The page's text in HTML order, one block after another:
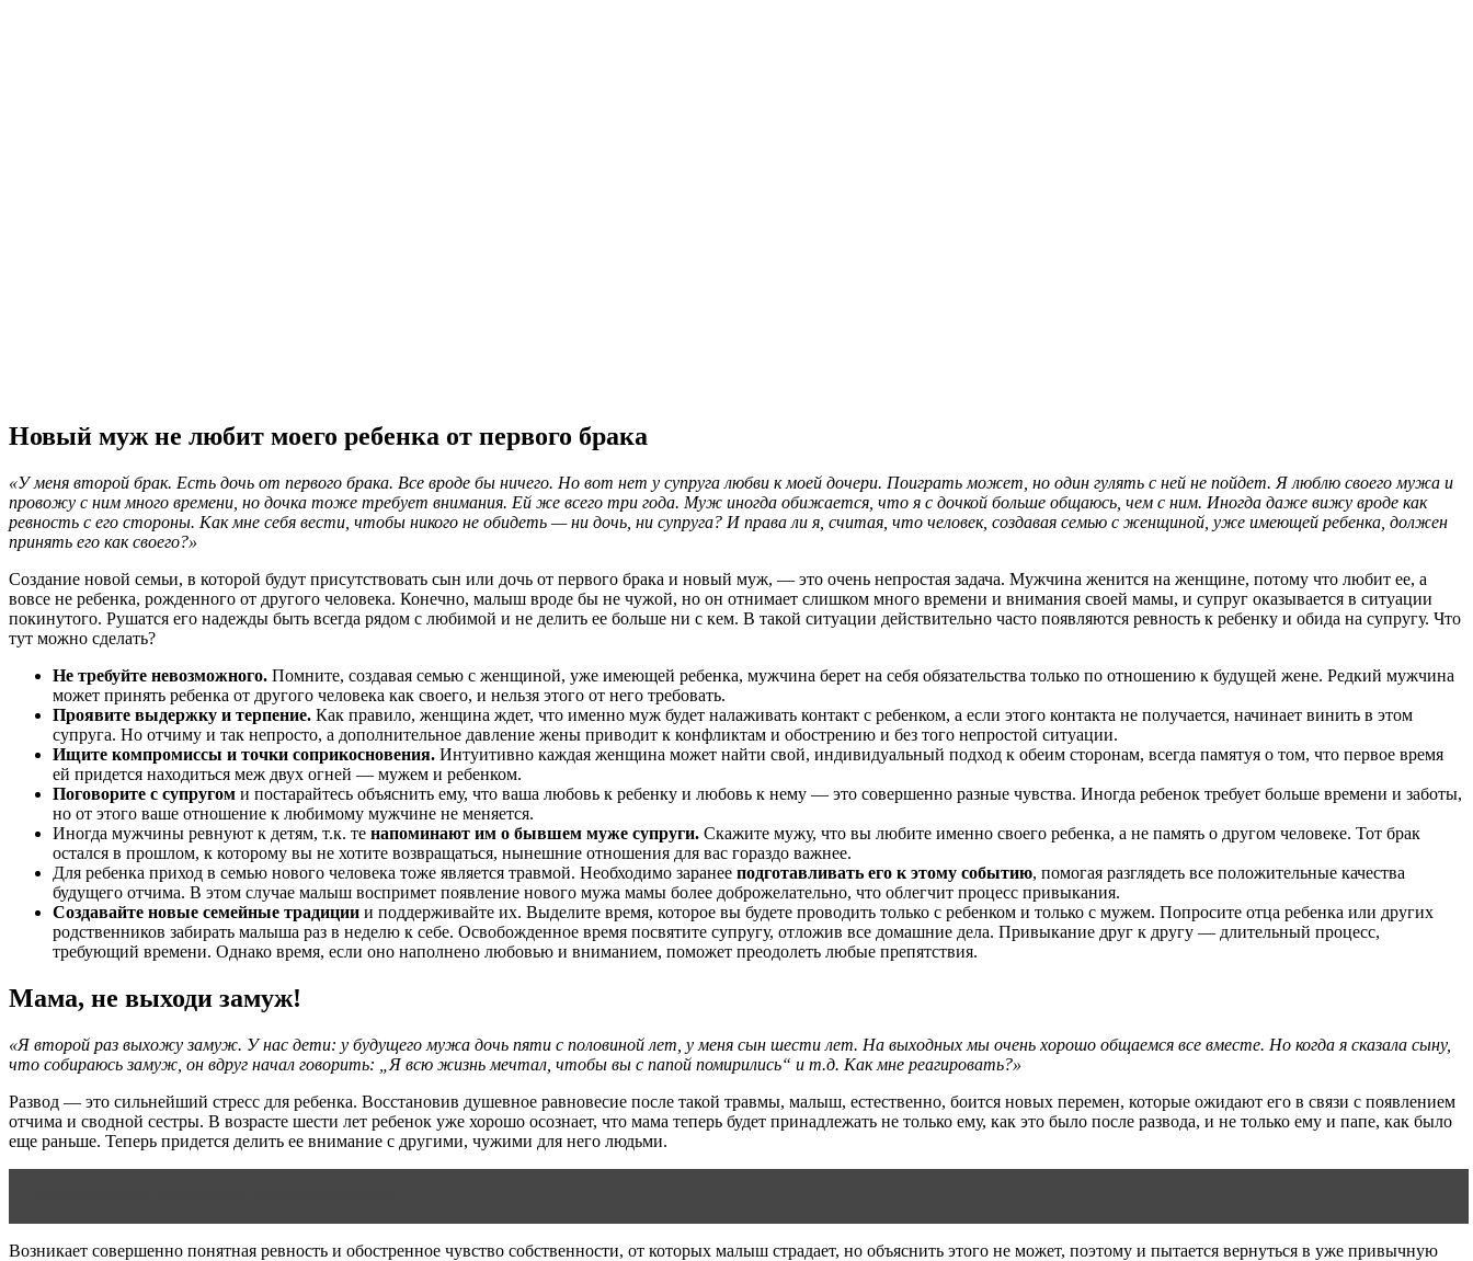
Новый муж не любит моего ребенка от первого брака
«У меня второй брак. Есть дочь от первого брака. Все вроде бы ничего. Но вот нет у супруга любви к моей дочери. Поиграть может, но один гулять с ней не пойдет. Я люблю своего мужа и
провожу с ним много времени, но дочка тоже требует внимания. Ей же всего три года. Муж иногда обижается, что я с дочкой больше общаюсь, чем с ним. Иногда даже вижу вроде как
ревность с его стороны. Как мне себя вести, чтобы никого не обидеть — ни дочь, ни супруга? И права ли я, считая, что человек, создавая семью с женщиной, уже имеющей ребенка, должен
принять его как своего?»
Создание новой семьи, в которой будут присутствовать сын или дочь от первого брака и новый муж, — это очень непростая задача. Мужчина женится на женщине, потому что любит ее, а
вовсе не ребенка, рожденного от другого человека. Конечно, малыш вроде бы не чужой, но он отнимает слишком много времени и внимания своей мамы, и супруг оказывается в ситуации
покинутого. Рушатся его надежды быть всегда рядом с любимой и не делить ее больше ни с кем. В такой ситуации действительно часто появляются ревность к ребенку и обида на супругу. Что
тут можно сделать?
Не требуйте невозможного. Помните, создавая семью с женщиной, уже имеющей ребенка, мужчина берет на себя обязательства только по отношению к будущей жене. Редкий мужчина
может принять ребенка от другого человека как своего, и нельзя этого от него требовать.
Проявите выдержку и терпение. Как правило, женщина ждет, что именно муж будет налаживать контакт с ребенком, а если этого контакта не получается, начинает винить в этом
супруга. Но отчиму и так непросто, а дополнительное давление жены приводит к конфликтам и обострению и без того непростой ситуации.
Ищите компромиссы и точки соприкосновения. Интуитивно каждая женщина может найти свой, индивидуальный подход к обеим сторонам, всегда памятуя о том, что первое время
ей придется находиться меж двух огней — мужем и ребенком.
Поговорите с супругом и постарайтесь объяснить ему, что ваша любовь к ребенку и любовь к нему — это совершенно разные чувства. Иногда ребенок требует больше времени и заботы,
но от этого ваше отношение к любимому мужчине не меняется.
Иногда мужчины ревнуют к детям, т.к. те напоминают им о бывшем муже супруги. Скажите мужу, что вы любите именно своего ребенка, а не память о другом человеке. Тот брак
остался в прошлом, к которому вы не хотите возвращаться, нынешние отношения для вас гораздо важнее.
Для ребенка приход в семью нового человека тоже является травмой. Необходимо заранее подготавливать его к этому событию, помогая разглядеть все положительные качества
будущего отчима. В этом случае малыш воспримет появление нового мужа мамы более доброжелательно, что облегчит процесс привыкания.
Создавайте новые семейные традиции и поддерживайте их. Выделите время, которое вы будете проводить только с ребенком и только с мужем. Попросите отца ребенка или других
родственников забирать малыша раз в неделю к себе. Освобожденное время посвятите супругу, отложив все домашние дела. Привыкание друг к другу — длительный процесс,
требующий времени. Однако время, если оно наполнено любовью и вниманием, поможет преодолеть любые препятствия.
Мама, не выходи замуж!
«Я второй раз выхожу замуж. У нас дети: у будущего мужа дочь пяти с половиной лет, у меня сын шести лет. На выходных мы очень хорошо общаемся все вместе. Но когда я сказала сыну,
что собираюсь замуж, он вдруг начал говорить: „Я всю жизнь мечтал, чтобы вы с папой помирились“ и т.д. Как мне реагировать?»
Развод — это сильнейший стресс для ребенка. Восстановив душевное равновесие после такой травмы, малыш, естественно, боится новых перемен, которые ожидают его в связи с появлением
отчима и сводной сестры. В возрасте шести лет ребенок уже хорошо осознает, что мама теперь будет принадлежать не только ему, как это было после развода, и не только ему и папе, как было
еще раньше. Теперь придется делить ее внимание с другими, чужими для него людьми.
Возникает совершенно понятная ревность и обостренное чувство собственности, от которых малыш страдает, но объяснить этого не может, поэтому и пытается вернуться в уже привычную